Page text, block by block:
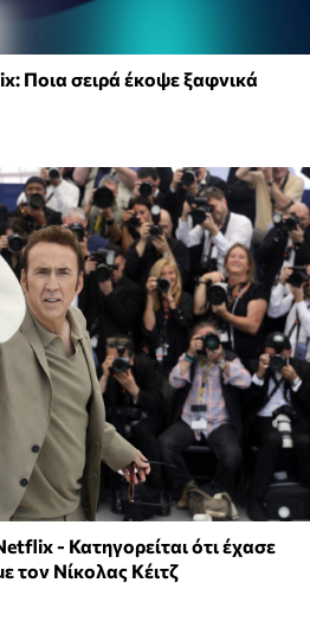
Ποια σειρά έκοψε ξαφνικά
- Κατηγορείται ότι έχασε
τον Νίκολας Κέιτζ